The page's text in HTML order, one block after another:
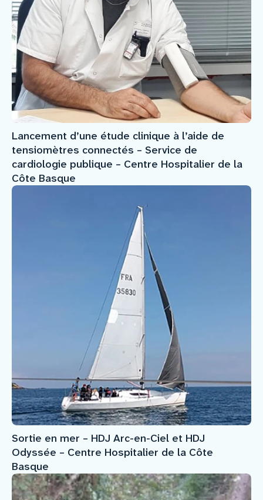
Lancement d’une étude clinique à l’aide de
tensiomètres connectés – Service de
cardiologie publique – Centre Hospitalier de la
Côte Basque
Sortie en mer – HDJ Arc-en-Ciel et HDJ
Odyssée – Centre Hospitalier de la Côte
Basque